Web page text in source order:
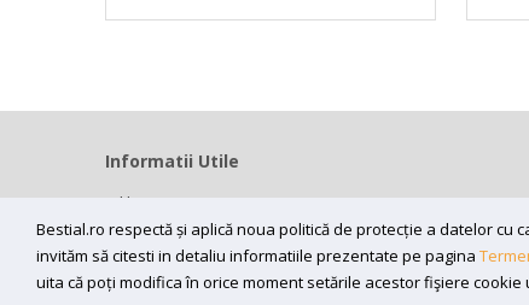
Bestial.ro respectă și aplică noua politică de protecție a datelor cu
invităm să citesti in detaliu informatiile prezentate pe pagina
uita că poți modifica în orice moment setările acestor fişiere
Informatii Utile
Home
Modalitati livrare
Efectuarea platii
ANPC